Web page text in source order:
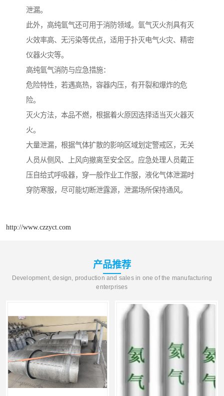
泄漏。
此外，高纯氩气还可用于消防领域。氩气灭火剂具有灭
火效率高、无污染等优点，适用于扑灭电气火灾、精密
仪器火灾等。
高纯氩气消防与应急措施：
危险特性，若遇高热，容器内压，有开裂和爆炸的危
险。
灭火方法，本品不燃，根据着火原因选择适当灭火器灭
火。
大量泄漏，根据气体扩散的影响区域划定警戒区，无关
人员从侧风、上风向撤离至安全区。应急处理人员戴正
压自给式呼吸器，穿一般作业工作服，液化气体泄漏时
穿防寒服，尽可能切断泄露源，泄漏场所保持通风。
http://www.czzyct.com
产品推荐
Development, design, production and sales in one of the manufacturing
enterprises